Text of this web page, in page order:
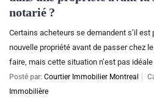
notarié ?
Certains acheteurs se demandent s’il est
nouvelle propriété avant de passer chez
faire, mais cette situation n’est pas
Posté par: Courtier Immobilier Montreal
Immobilière